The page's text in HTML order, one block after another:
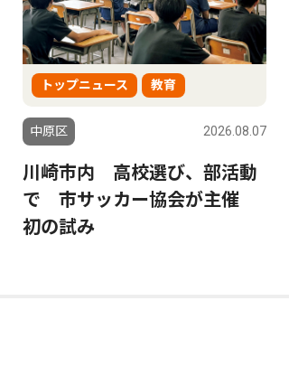
トップニュース 教育
中原区 2026.08.07
川崎市内 高校選び、部活動
で 市サッカー協会が主催
初の試み